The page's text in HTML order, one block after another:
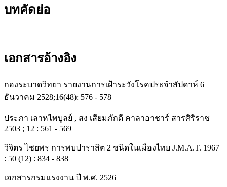
บทคัดย่อ
เอกสารอ้างอิง
กองระบาดวิทยา รายงานการเฝ้าระวังโรคประจำสัปดาห์ 6
ธันวาคม 2528;16(48): 576 - 578
ประภา เลาหไพบูลย์ , สง เสียมภักดี คาลาอาชาร์ สารศิริราช
2503 ; 12 : 561 - 569
วิจิตร ไชยพร การพบปาราสิต 2 ชนิดในเมืองไทย J.M.A.T. 1967
: 50 (12) : 834 - 838
เอกสารกรมแรงงาน ปี พ.ศ. 2526